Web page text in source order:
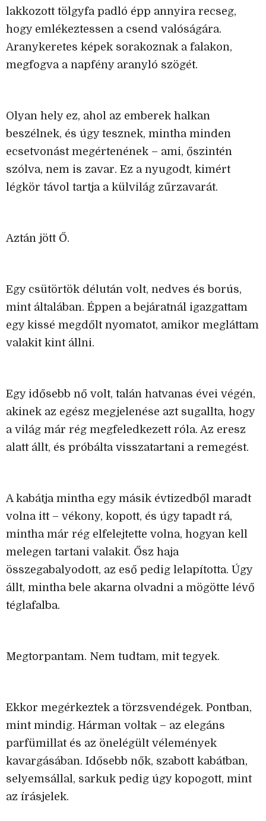
lakkozott tölgyfa padló épp annyira recseg,
hogy emlékeztessen a csend valóságára.
Aranykeretes képek sorakoznak a falakon,
megfogva a napfény aranyló szögét.
Olyan hely ez, ahol az emberek halkan
beszélnek, és úgy tesznek, mintha minden
ecsetvonást megértenének – ami, őszintén
szólva, nem is zavar. Ez a nyugodt, kimért
légkör távol tartja a külvilág zűrzavarát.
Aztán jött Ő.
Egy csütörtök délután volt, nedves és borús,
mint általában. Éppen a bejáratnál igazgattam
egy kissé megdőlt nyomatot, amikor megláttam
valakit kint állni.
Egy idősebb nő volt, talán hatvanas évei végén,
akinek az egész megjelenése azt sugallta, hogy
a világ már rég megfeledkezett róla. Az eresz
alatt állt, és próbálta visszatartani a remegést.
A kabátja mintha egy másik évtizedből maradt
volna itt – vékony, kopott, és úgy tapadt rá,
mintha már rég elfelejtette volna, hogyan kell
melegen tartani valakit. Ősz haja
összegabalyodott, az eső pedig lelapította. Úgy
állt, mintha bele akarna olvadni a mögötte lévő
téglafalba.
Megtorpantam. Nem tudtam, mit tegyek.
Ekkor megérkeztek a törzsvendégek. Pontban,
mint mindig. Hárman voltak – az elegáns
parfümillat és az önelégült vélemények
kavargásában. Idősebb nők, szabott kabátban,
selyemsállal, sarkuk pedig úgy kopogott, mint
az írásjelek.